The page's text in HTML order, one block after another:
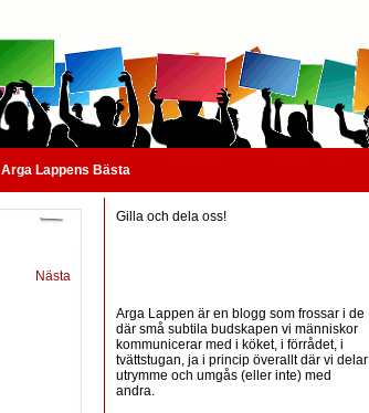
Arga Lappens Bästa
Nästa
Gilla och dela oss!
Arga Lappen är en blogg som frossar i de
där små subtila budskapen vi människor
kommunicerar med i köket, i förrådet, i
tvättstugan, ja i princip överallt där vi delar
utrymme och umgås (eller inte) med
andra.